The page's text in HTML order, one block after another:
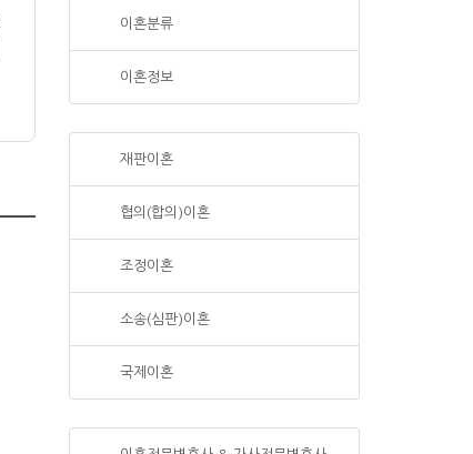
이혼분류
이혼정보
재판이혼
협의(합의)이혼
조정이혼
소송(심판)이혼
국제이혼